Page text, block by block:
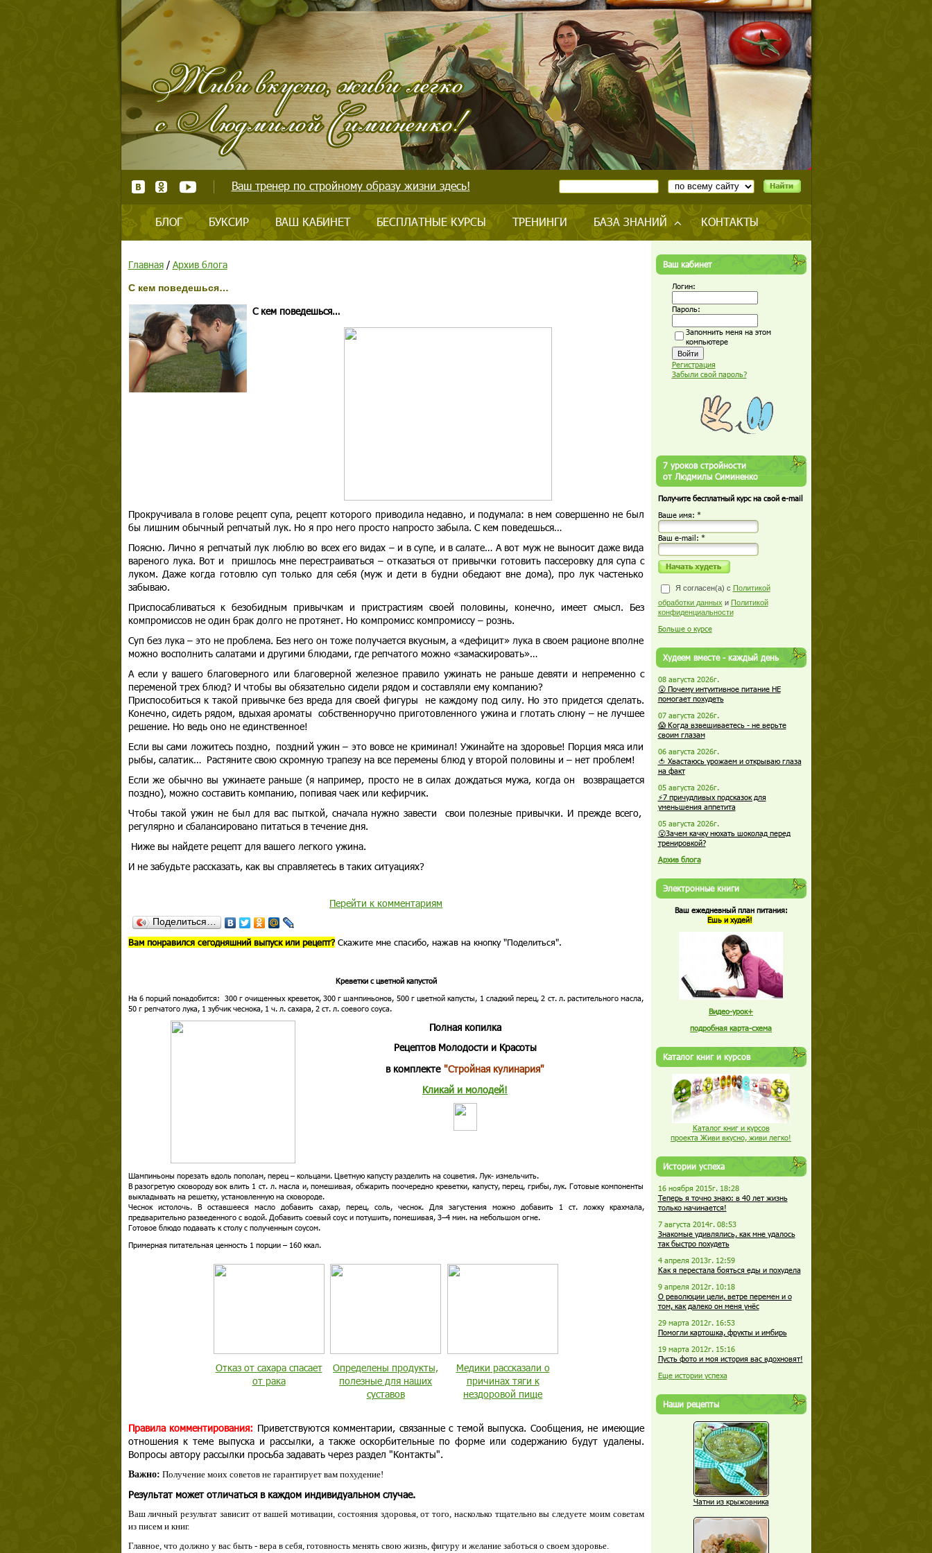
Ваш тренер по стройному образу жизни здесь!
БЛОГ БУКСИР ВАШ КАБИНЕТ БЕСПЛАТНЫЕ КУРСЫ ТРЕНИНГИ БАЗА ЗНАНИЙ КОНТАКТЫ
Главная/ Архив блога
С кем поведешься…
С кем поведешься…
Прокручивала в голове рецепт супа, рецепт которого приводила недавно, и подумала: в нем совершенно не был
бы лишним обычный репчатый лук. Но я про него просто напросто забыла. С кем поведешься…
Поясню. Лично я репчатый лук люблю во всех его видах – и в супе, и в салате… А вот муж не выносит даже вида
вареного лука. Вот и пришлось мне перестраиваться – отказаться от привычки готовить пассеровку для супа с
луком. Даже когда готовлю суп только для себя (муж и дети в будни обедают вне дома), про лук частенько
забываю.
Приспосабливаться к безобидным привычкам и пристрастиям своей половины, конечно, имеет смысл. Без
компромиссов не один брак долго не протянет. Но компромисс компромиссу – рознь.
Суп без лука – это не проблема. Без него он тоже получается вкусным, а «дефицит» лука в своем рационе вполне
можно восполнить салатами и другими блюдами, где репчатого можно «замаскировать»…
А если у вашего благоверного или благоверной железное правило ужинать не раньше девяти и непременно с
переменой трех блюд? И чтобы вы обязательно сидели рядом и составляли ему компанию?
Приспособиться к такой привычке без вреда для своей фигуры не каждому под силу. Но это придется сделать.
Конечно, сидеть рядом, вдыхая ароматы собственноручно приготовленного ужина и глотать слюну – не лучшее
решение. Но ведь оно не единственное!
Если вы сами ложитесь поздно, поздний ужин – это вовсе не криминал! Ужинайте на здоровье! Порция мяса или
рыбы, салатик… Растяните свою скромную трапезу на все перемены блюд у второй половины и – нет проблем!
Если же обычно вы ужинаете раньше (я например, просто не в силах дождаться мужа, когда он возвращается
поздно), можно составить компанию, попивая чаек или кефирчик.
Чтобы такой ужин не был для вас пыткой, сначала нужно завести свои полезные привычки. И прежде всего,
регулярно и сбалансировано питаться в течение дня.
Ниже вы найдете рецепт для вашего легкого ужина.
И не забудьте рассказать, как вы справляетесь в таких ситуациях?
Перейти к комментариям
Поделиться…
Вам понравился сегодняшний выпуск или рецепт?Скажите мне спасибо, нажав на кнопку "Поделиться".
Креветки с цветной капустой
На 6 порций понадобится: 300 г очищенных креветок, 300 г шампиньонов, 500 г цветной капусты, 1 сладкий перец, 2 ст. л. растительного масла,
50 г репчатого лука, 1 зубчик чеснока, 1 ч. л. сахара, 2 ст. л. соевого соуса.
Полная копилка
Рецептов Молодости и Красоты
в комплекте "Стройная кулинария"
Кликай и молодей!
Шампиньоны порезать вдоль пополам, перец – кольцами. Цветную капусту разделить на соцветия. Лук- измельчить.
В разогретую сковороду вок влить 1 ст. л. масла и, помешивая, обжарить поочередно креветки, капусту, перец, грибы, лук. Готовые компоненты
выкладывать на решетку, установленную на сковороде.
Чеснок истолочь. В оставшееся масло добавить сахар, перец, соль, чеснок. Для загустения можно добавить 1 ст. ложку крахмала,
предварительно разведенного с водой. Добавить соевый соус и потушить, помешивая, 3–4 мин. на небольшом огне.
Готовое блюдо подавать к столу с полученным соусом.
Примерная питательная ценность 1 порции – 160 ккал.
Отказ от сахара спасает
от рака
Определены продукты,
полезные для наших
суставов
Медики рассказали о
причинах тяги к
нездоровой пище
Правила комментирования: Приветствуются комментарии, связанные с темой выпуска. Сообщения, не имеющие
отношения к теме выпуска и рассылки, а также оскорбительные по форме или содержанию будут удалены.
Вопросы автору рассылки просьба задавать через раздел "Контакты".
Важно: Получение моих советов не гарантирует вам похудение!
Результат может отличаться в каждом индивидуальном случае.
Ваш личный результат зависит от вашей мотивации, состояния здоровья, от того, насколько тщательно вы следуете моим советам
из писем и книг.
Главное, что должно у вас быть - вера в себя, готовность менять свою жизнь, фигуру и желание заботься о своем здоровье.
Ваш кабинет
Логин:
Пароль:
Запомнить меня на этом
компьютере
Регистрация
Забыли свой пароль?
7 уроков стройности
от Людмилы Симиненко
Получите бесплатный курс на свой e-mail
Ваше имя: *
Ваш е-mail: *
Я согласен(а) с Политикой
обработки данных и Политикой
конфиденциальности
Больше о курсе
Худеем вместе - каждый день
08 августа 2026г.
😮 Почему интуитивное питание НЕ
помогает похудеть
07 августа 2026г.
😱 Когда взвешиваетесь - не верьте
своим глазам
06 августа 2026г.
🍅 Хвастаюсь урожаем и открываю глаза
на факт
05 августа 2026г.
⚡7 причудливых подсказок для
уменьшения аппетита
05 августа 2026г.
😮Зачем качку нюхать шоколад перед
тренировкой?
Архив блога
Электронные книги
Ваш ежедневный план питания:
Ешь и худей!
Видео-урок+
подробная карта-схема
Каталог книг и курсов
Каталог книг и курсов
проекта Живи вкусно, живи легко!
Истории успеха
16 ноября 2015г. 18:28
Теперь я точно знаю: в 40 лет жизнь
только начинается!
7 августа 2014г. 08:53
Знакомые удивлялись, как мне удалось
так быстро похудеть
4 апреля 2013г. 12:59
Как я перестала бояться еды и похудела
9 апреля 2012г. 10:18
О революции цели, ветре перемен и о
том, как далеко он меня унёс
29 марта 2012г. 16:53
Помогли картошка, фрукты и имбирь
19 марта 2012г. 15:16
Пусть фото и моя история вас вдохновят!
Еще истории успеха
Наши рецепты
Чатни из крыжовника